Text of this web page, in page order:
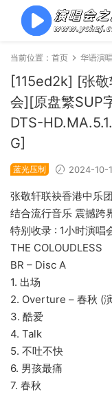
当前位置： 首页 华语演
[115ed2k] [张
会][原盘繁SUP
DTS-
G]
蓝光压制 2024-10-
张敬轩联袂香港中乐团
结合流行音乐 震撼跨
特别收录 : 1小时演唱
THE COLOUDLESS
BR – Disc A
1. 出场
2. Overture – 春秋 (
3. 酷爱
4. Talk
5. 不吐不快
6. 男孩最痛
7. 春秋